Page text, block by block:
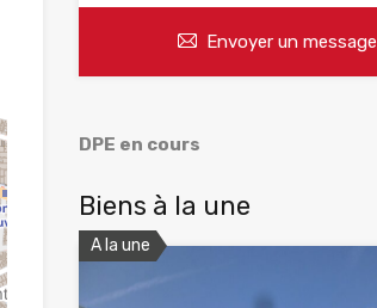
Envoyer un message
DPE en cours
Biens à la une
A la une